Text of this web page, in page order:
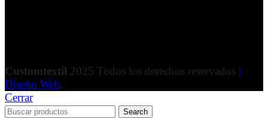
Customtextil 2025 Todos los derechos reservados |
Diseño Web.
Cerrar
Search